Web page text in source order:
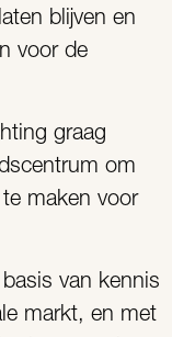
blijven en
voor de
graag
om
maken voor
van kennis
markt, en met